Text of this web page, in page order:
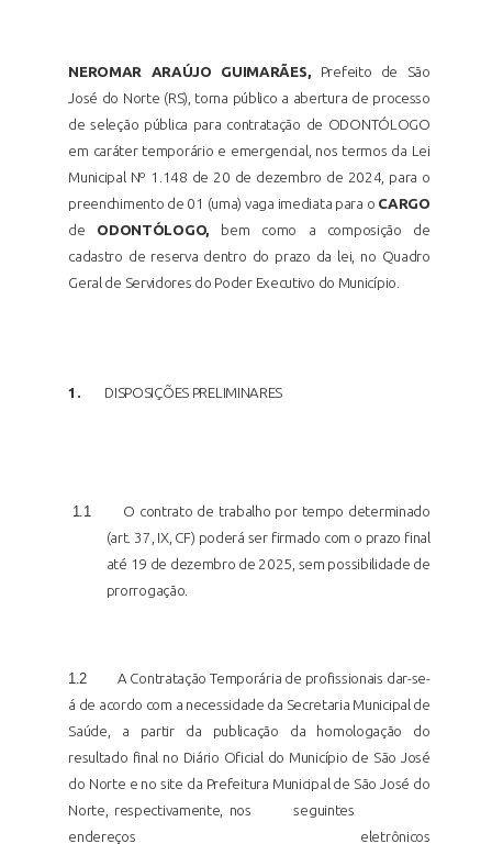
NEROMAR ARAÚJO GUIMARÃES, Prefeito de São
José do Norte (RS), torna público a abertura de processo
de seleção pública para contratação de ODONTÓLOGO
em caráter temporário e emergencial, nos termos da Lei
Municipal Nº 1.148 de 20 de dezembro de 2024, para o
preenchimento de 01 (uma) vaga imediata para o CARGO
de ODONTÓLOGO, bem como a composição de
cadastro de reserva dentro do prazo da lei, no Quadro
Geral de Servidores do Poder Executivo do Município.
1. DISPOSIÇÕES PRELIMINARES
1.1
O contrato de trabalho por tempo determinado
(art. 37, IX, CF) poderá ser firmado com o prazo final
até 19 de dezembro de 2025, sem possibilidade de
prorrogação.
1.2
A Contratação Temporária de profissionais dar-se-
á de acordo com a necessidade da Secretaria Municipal de
Saúde, a partir da publicação da homologação do
resultado final no Diário Oficial do Município de São José
do Norte e no site da Prefeitura Municipal de São José do
Norte, respectivamente, nos
seguintes
endereços eletrônicos